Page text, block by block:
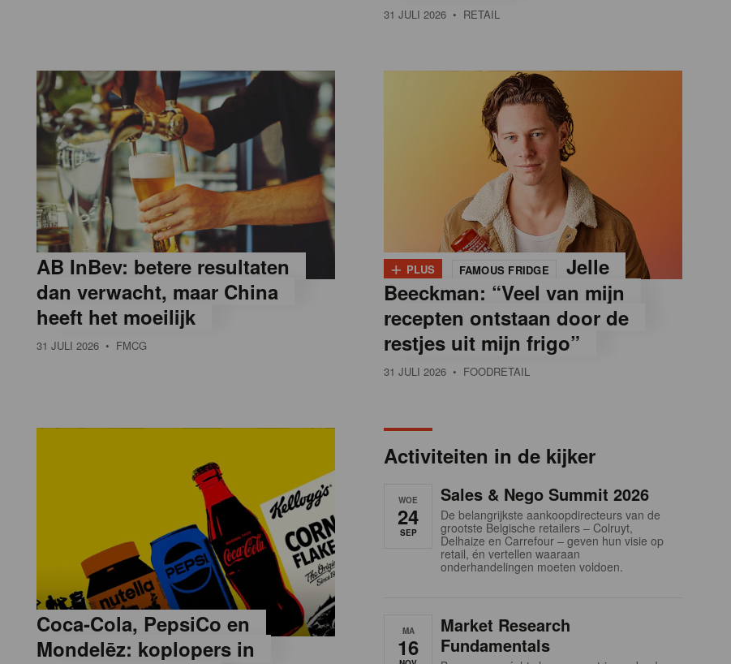
31 JULI 2026 • RETAIL
AB InBev: betere resultaten
dan verwacht, maar China
heeft het moeilijk
31 JULI 2026 • FMCG
+ PLUS FAMOUS FRIDGE
Jelle
Beeckman: “Veel van mijn
recepten ontstaan door de
restjes uit mijn frigo”
31 JULI 2026 • FOODRETAIL
Coca-Cola, PepsiCo en
Mondelēz: koplopers in
Activiteiten in de kijker
WOE
24
SEP
Sales & Nego Summit 2026
De belangrijkste aankoopdirecteurs van de
grootste Belgische retailers – Colruyt,
Delhaize en Carrefour – geven hun visie op
retail, én vertellen waaraan
onderhandelingen moeten voldoen.
MA
16
Market Research
Fundamentals